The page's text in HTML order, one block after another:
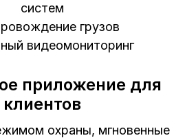
систем
грузов
видеомониторинг
приложение для
клиентов
охраны, мгновенные